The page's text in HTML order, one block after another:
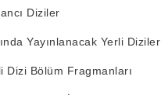
Diziler
Yayınlanacak Yerli Diziler
Dizi Bölüm Fragmanları